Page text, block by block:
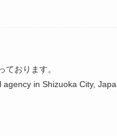
ております。
in Shizuoka City,